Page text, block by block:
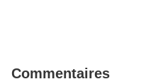
Commentaires